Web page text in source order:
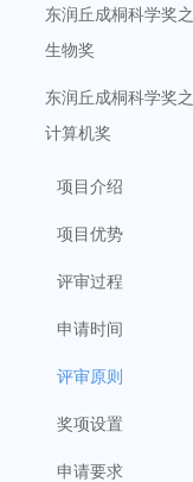
东润丘成桐科学奖之
生物奖
东润丘成桐科学奖之
计算机奖
项目介绍
项目优势
评审过程
申请时间
评审原则
奖项设置
申请要求